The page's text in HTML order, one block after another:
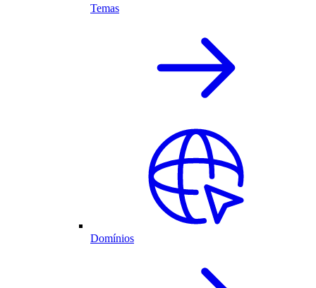
Temas
Domínios